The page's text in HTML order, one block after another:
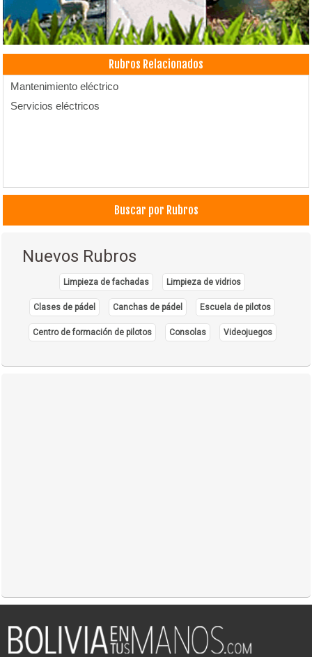
Rubros Relacionados
Mantenimiento eléctrico
Servicios eléctricos
Buscar por Rubros
Nuevos Rubros
Limpieza de fachadas Limpieza de vidrios
Clases de pádel Canchas de pádel Escuela de pilotos
Centro de formación de pilotos Consolas Videojuegos